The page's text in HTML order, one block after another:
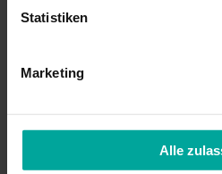
Statistiken
Marketing
Alle
Für starke Beanspruchung